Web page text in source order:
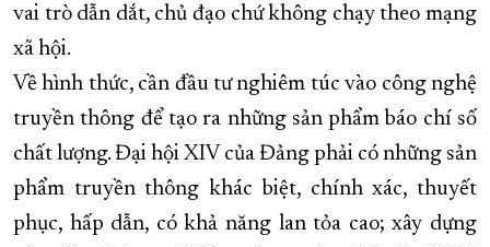
vai trò dẫn dắt, chủ đạo chứ không chạy theo mạng
xã hội.
Về hình thức, cần đầu tư nghiêm túc vào công nghệ
truyền thông để tạo ra những sản phẩm báo chí số
chất lượng. Đại hội XIV của Đảng phải có những sản
phẩm truyền thông khác biệt, chính xác, thuyết
phục, hấp dẫn, có khả năng lan tỏa cao; xây dựng